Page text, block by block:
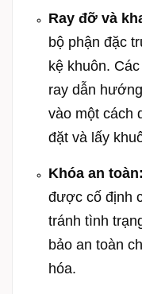
Ray đỡ và
bộ phận đặc
kệ khuôn.
ray dẫn
vào một cách
đặt và lấy
Khóa an toàn:
được cố định
tránh tình
bảo an toàn
hóa.